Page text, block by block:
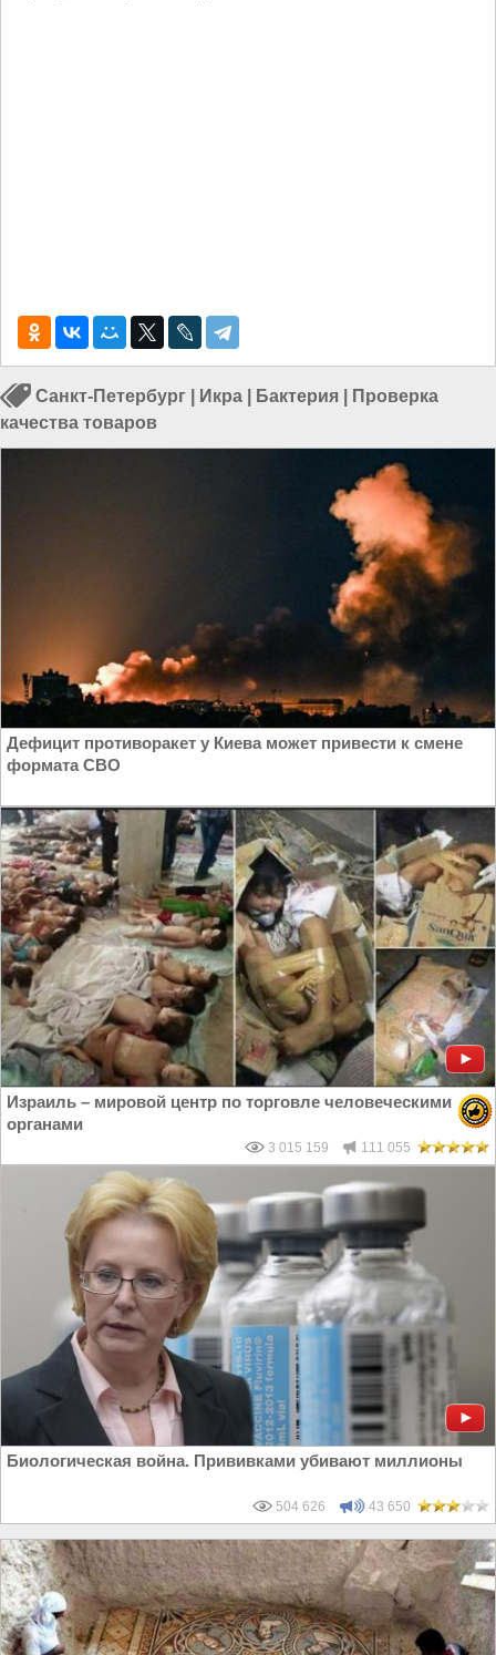
Санкт-Петербург Икра Бактерия
Проверка
качества товаров
Дефицит противоракет у Киева может привести к смене
формата СВО
Израиль – мировой центр по торговле человеческими
органами
3 015 159 111 055
Биологическая война. Прививками убивают миллионы
504 626 43 650